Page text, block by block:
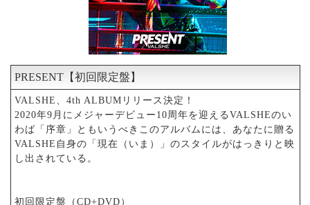
PRESENT【初回限定盤】
VALSHE、4th ALBUMリリース決定！
2020年9月にメジャーデビュー10周年を迎えるVALSHEのい
わば「序章」ともいうべきこのアルバムには、あなたに贈る
VALSHE自身の「現在（いま）」のスタイルがはっきりと映
し出されている。
初回限定盤（CD+DVD）